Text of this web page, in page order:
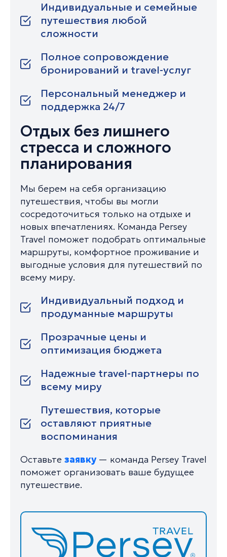
Индивидуальные и семейные
путешествия любой
сложности
Полное сопровождение
бронирований и travel-услуг
Персональный менеджер и
поддержка 24/7
Отдых без лишнего
стресса и сложного
планирования
Мы берем на себя организацию
путешествия, чтобы вы могли
сосредоточиться только на отдыхе и
новых впечатлениях. Команда Persey
Travel поможет подобрать оптимальные
маршруты, комфортное проживание и
выгодные условия для путешествий по
всему миру.
Индивидуальный подход и
продуманные маршруты
Прозрачные цены и
оптимизация бюджета
Надежные travel-партнеры по
всему миру
Путешествия, которые
оставляют приятные
воспоминания
Оставьте заявку — команда Persey Travel
поможет организовать ваше будущее
путешествие.